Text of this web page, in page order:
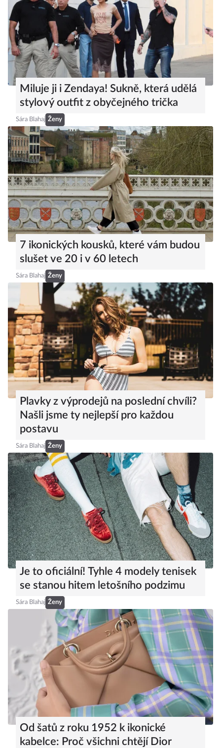
Miluje ji i Zendaya! Sukně, která udělá
stylový outfit z obyčejného trička
Sára Blahaj Ženy
7 ikonických kousků, které vám budou
slušet ve 20 i v 60 letech
Sára Blahaj Ženy
Plavky z výprodejů na poslední chvíli?
Našli jsme ty nejlepší pro každou
postavu
Sára Blahaj Ženy
Je to oficiální! Tyhle 4 modely tenisek
se stanou hitem letošního podzimu
Sára Blahaj Ženy
Od šatů z roku 1952 k ikonické
kabelce: Proč všichni chtějí Dior